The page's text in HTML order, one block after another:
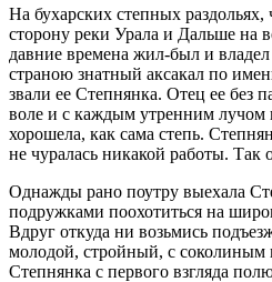
Hа бухарских степных раздольях,
сторону реки Урала и Дальше на
давние времена жил-был и
страною знатный аксакал по
звали ее Степнянка. Отец ее без
воле и с каждым утренним лучом
хорошела, как сама степь.
не чуралась никакой работы. Так
Однажды рано поутру выехала
подружками поохотиться на
Вдруг откуда ни возьмись
молодой, стройный, с соколиным
Степнянка с первого взгляда